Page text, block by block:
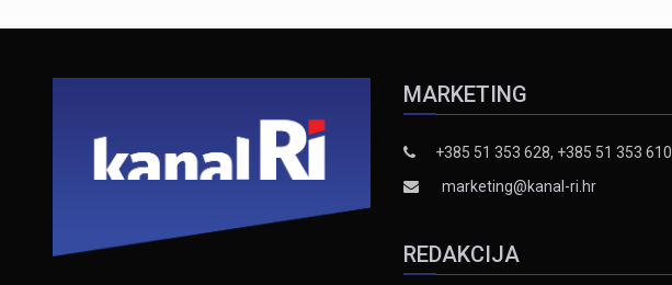
MARKETING
+385 51 353 628, +385 51 353 610
marketing@kanal-ri.hr
REDAKCIJA